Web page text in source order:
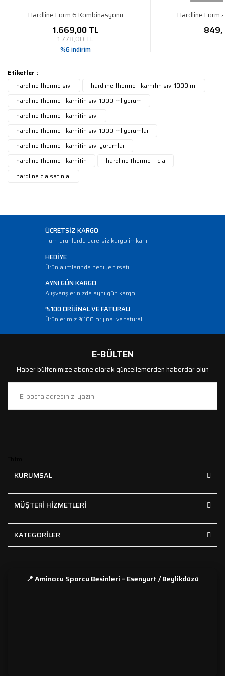
Hardline Form 6 Kombinasyonu
1.669,00 TL
1.778,00 TL
%6 indirim
Hardline Form
Etiketler :
hardline thermo sıvı
hardline thermo l-karnitin sıvı 1000 ml
hardline thermo l-karnitin sıvı 1000 ml yorum
hardline thermo l-karnitin sıvı
hardline thermo l-karnitin sıvı 1000 ml yorumlar
hardline thermo l-karnitin sıvı yorumlar
hardline thermo l-karnitin
hardline thermo + cla
hardline cla satın al
ÜCRETSİZ KARGO
Tüm ürünlerde ücretsiz kargo imkanı
HEDİYE
Ürün alımlarında hediye fırsatı
AYNI GÜN KARGO
Alışverişlerinizde aynı gün kargo
%100 ORİJİNAL VE FATURALI
Ürünlerimiz %100 orijinal ve faturalı
E-BÜLTEN
Haber bültenimize abone olarak güncellemerden haberdar olun
KURUMSAL
MÜŞTERİ HİZMETLERİ
KATEGORİLER
📍 Aminocu Sporcu Besinleri – Esenyurt / Beylikdüzü